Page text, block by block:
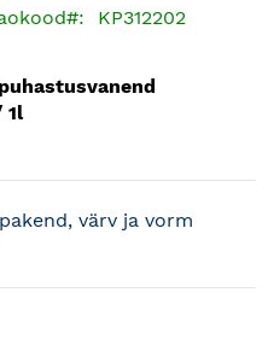
KP312202
1l
värv ja vorm